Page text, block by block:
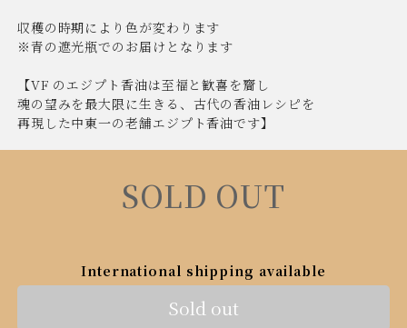
収穫の時期により色が変わります
※青の遮光瓶でのお届けとなります
【VF のエジプト香油は至福と歓喜を齎し
魂の望みを最大限に生きる、古代の香油レシピを
再現した中東一の老舗エジプト香油です】
SOLD OUT
International shipping available
Sold out